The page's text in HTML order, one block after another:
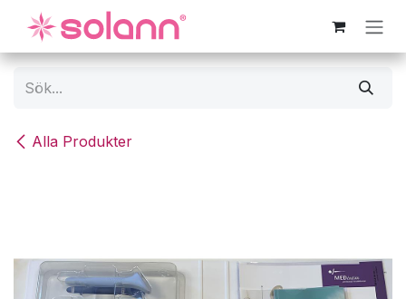
Hoppa till innehåll
Alla Produkter